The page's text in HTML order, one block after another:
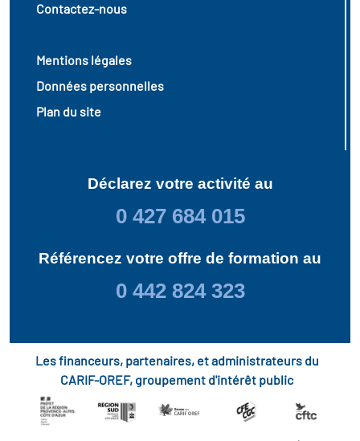
Contactez-nous
Mentions légales
Données personnelles
Plan du site
Déclarez votre activité au
0 427 684 015
Référencez votre offre de formation au
0 442 824 323
Les financeurs, partenaires, et administrateurs du
CARIF-OREF, groupement d'intérêt public